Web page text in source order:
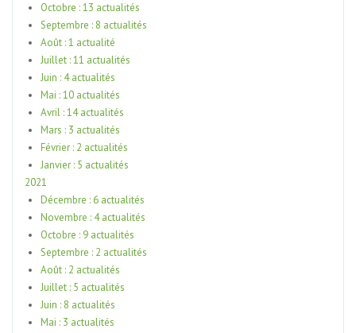
Octobre : 13 actualités
Septembre : 8 actualités
Août : 1 actualité
Juillet : 11 actualités
Juin : 4 actualités
Mai : 10 actualités
Avril : 14 actualités
Mars : 3 actualités
Février : 2 actualités
Janvier : 5 actualités
2021
Décembre : 6 actualités
Novembre : 4 actualités
Octobre : 9 actualités
Septembre : 2 actualités
Août : 2 actualités
Juillet : 5 actualités
Juin : 8 actualités
Mai : 3 actualités